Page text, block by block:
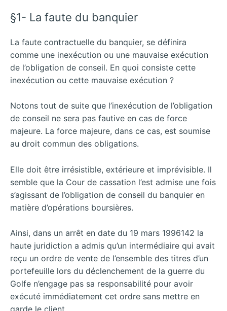
§1- La faute du banquier
La faute contractuelle du banquier, se définira
comme une inexécution ou une mauvaise exécution
de l’obligation de conseil. En quoi consiste cette
inexécution ou cette mauvaise exécution ?
Notons tout de suite que l’inexécution de l’obligation
de conseil ne sera pas fautive en cas de force
majeure. La force majeure, dans ce cas, est soumise
au droit commun des obligations.
Elle doit être irrésistible, extérieure et imprévisible. Il
semble que la Cour de cassation l’est admise une fois
s’agissant de l’obligation de conseil du banquier en
matière d’opérations boursières.
Ainsi, dans un arrêt en date du 19 mars 1996142 la
haute juridiction a admis qu’un intermédiaire qui avait
reçu un ordre de vente de l’ensemble des titres d’un
portefeuille lors du déclenchement de la guerre du
Golfe n’engage pas sa responsabilité pour avoir
exécuté immédiatement cet ordre sans mettre en